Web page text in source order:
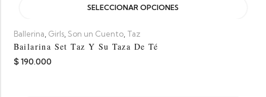
SELECCIONAR OPCIONES
Ballerina, Girls,Son un Cuento, Taz
Bailarina Set Taz Y Su Taza De Té
$190.000